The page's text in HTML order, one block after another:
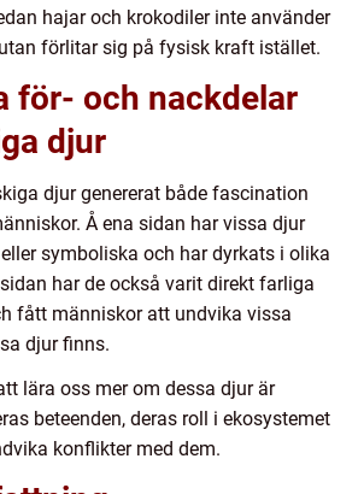
hajar och krokodiler inte använder
förlitar sig på fysisk kraft istället.
för- och nackdelar
djur
djur genererat både fascination
Å ena sidan har vissa djur
symboliska och har dyrkats i olika
har de också varit direkt farliga
fått människor att undvika vissa
djur finns.
lära oss mer om dessa djur är
beteenden, deras roll i ekosystemet
konflikter med dem.